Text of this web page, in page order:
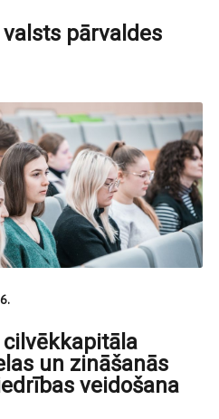
pārvaldes
cilvēkkapitāla
un zināšanās
veidošana